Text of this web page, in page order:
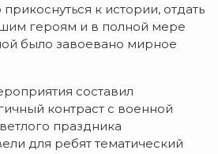
к истории, отдать
героям и в полной мере
было завоевано мирное
составил
контраст с военной
праздника
для ребят тематический